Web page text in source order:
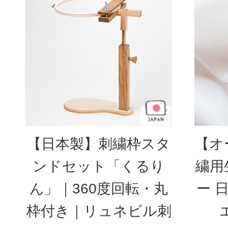
【日本製】刺繍枠スタ
ンドセット「くるり
ん」｜360度回転・丸
枠付き｜リュネビル刺
【
繍用
ー